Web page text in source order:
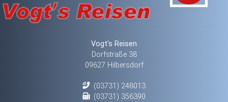
Vogt's Reisen
Dorfstraße 38
09627 Hilbersdorf
(03731) 248013
(03731) 356390